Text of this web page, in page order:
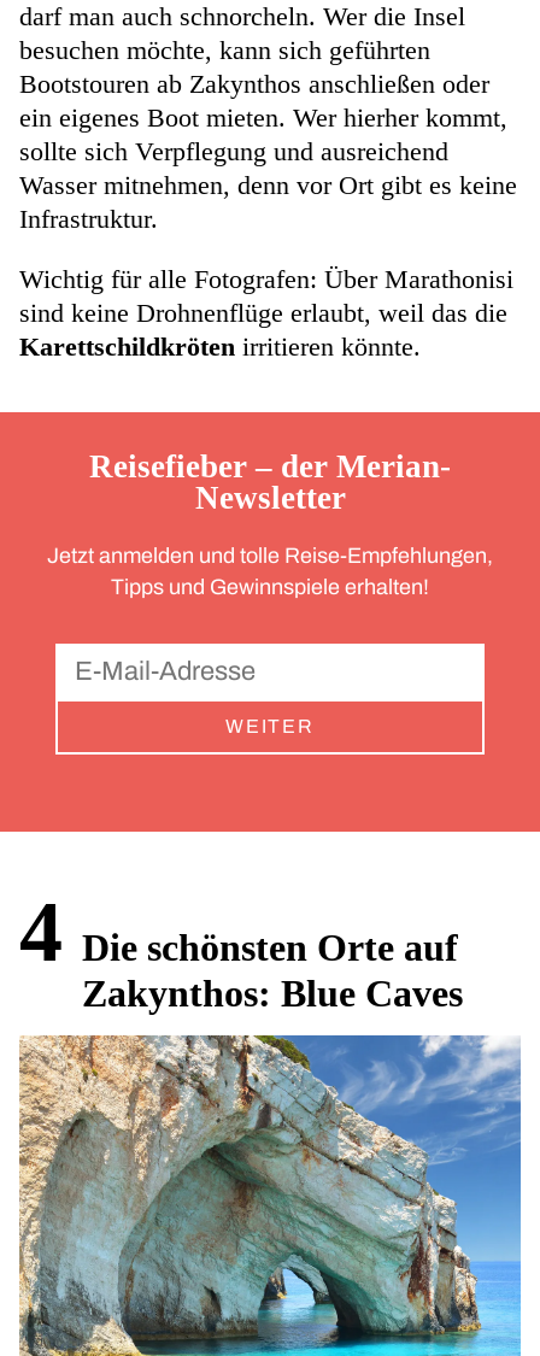
darf man auch schnorcheln. Wer die Insel
besuchen möchte, kann sich geführten
Bootstouren ab Zakynthos anschließen oder
ein eigenes Boot mieten. Wer hierher kommt,
sollte sich Verpflegung und ausreichend
Wasser mitnehmen, denn vor Ort gibt es keine
Infrastruktur.
Wichtig für alle Fotografen: Über Marathonisi
sind keine Drohnenflüge erlaubt, weil das die
Karettschildkröten irritieren könnte.
Reisefieber – der Merian-
Newsletter
Jetzt anmelden und tolle Reise-Empfehlungen,
Tipps und Gewinnspiele erhalten!
WEITER
4 Die schönsten Orte auf
Zakynthos: Blue Caves